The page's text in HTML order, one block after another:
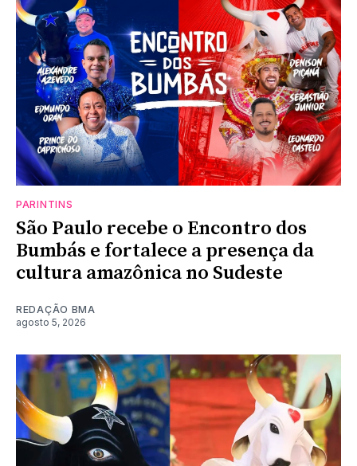
PARINTINS
São Paulo recebe o Encontro dos
Bumbás e fortalece a presença da
cultura amazônica no Sudeste
REDAÇÃO BMA
agosto 5, 2026